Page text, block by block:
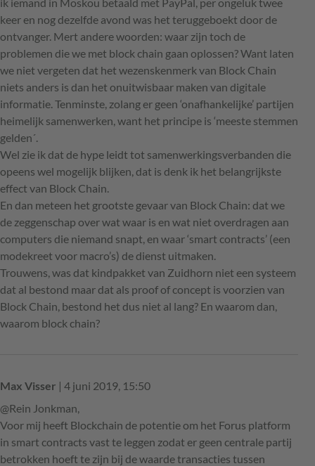
keer en nog dezelfde avond was het teruggeboekt door de
ontvanger. Mert andere woorden: waar zijn toch de
problemen die we met block chain gaan oplossen? Want laten
we niet vergeten dat het wezenskenmerk van Block Chain
niets anders is dan het onuitwisbaar maken van digitale
informatie. Tenminste, zolang er geen ‘onafhankelijke’ partijen
heimelijk samenwerken, want het principe is ‘meeste stemmen
gelden´.
Wel zie ik dat de hype leidt tot samenwerkingsverbanden die
opeens wel mogelijk blijken, dat is denk ik het belangrijkste
effect van Block Chain.
En dan meteen het grootste gevaar van Block Chain: dat we
de zeggenschap over wat waar is en wat niet overdragen aan
computers die niemand snapt, en waar ‘smart contracts’ (een
modekreet voor macro’s) de dienst uitmaken.
Trouwens, was dat kindpakket van Zuidhorn niet een systeem
dat al bestond maar dat als proof of concept is voorzien van
Block Chain, bestond het dus niet al lang? En waarom dan,
waarom block chain?
Max Visser | 4 juni 2019, 15:50
@Rein Jonkman,
Voor mij heeft Blockchain de potentie om het Forus platform
in smart contracts vast te leggen zodat er geen centrale partij
betrokken hoeft te zijn bij de waarde transacties tussen